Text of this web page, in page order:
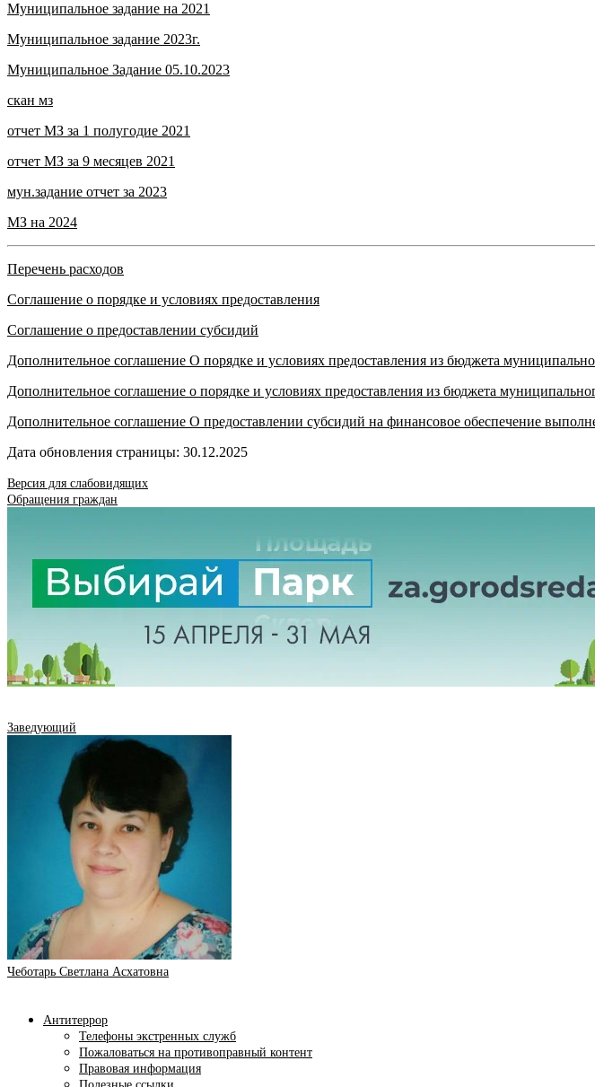
Муниципальное задание на 2021
Муниципальное задание 2023г.
Муниципальное Задание 05.10.2023
скан мз
отчет МЗ за 1 полугодие 2021
отчет МЗ за 9 месяцев 2021
мун.задание отчет за 2023
МЗ на 2024
Перечень расходов
Соглашение о порядке и условиях предоставления
Соглашение о предоставлении субсидий
Дополнительное соглашение О порядке и условиях предоставления из бюджета
Дополнительное соглашение о порядке и условиях предоставления из бюджета
Дополнительное соглашение О предоставлении субсидий на финансовое обеспечение
Дата обновления страницы: 30.12.2025
Версия для слабовидящих
Обращения граждан
Заведующий
Чеботарь Светлана Асхатовна
Антитеррор
Телефоны экстренных служб
Пожаловаться на противоправный контент
Правовая информация